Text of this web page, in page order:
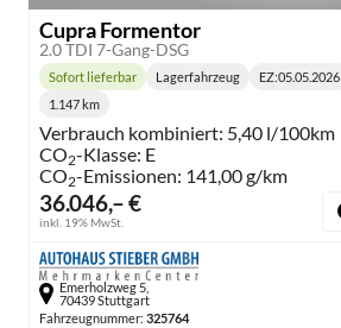
Cupra Formentor
2.0 TDI 7-Gang-DSG
36.046,– €
inkl. 19% MwSt.
Lieferzeit:
Sofort lieferbar Lagerfahrzeug EZ:05.05.2026
Kilometerstand:
1.147 km
Verbrauch kombiniert: 5,40 l/100km
CO2-Klasse: E
CO2-Emissionen: 141,00 g/km
Emerholzweg 5,
70439 Stuttgart
Fahrzeugnummer: 325764